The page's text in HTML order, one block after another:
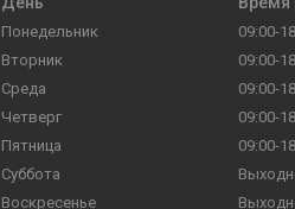
Понедельник
09:00-
Вторник
09:00-
Среда
09:00-
Четверг
09:00-
Пятница
09:00-
Суббота
Воскресенье